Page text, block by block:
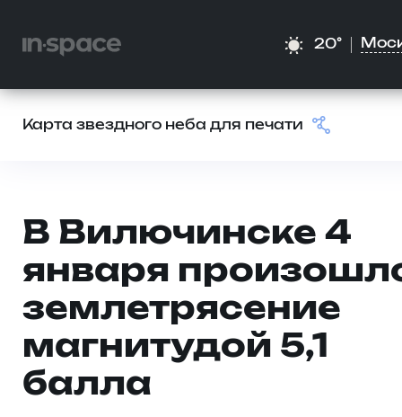
20°
Карта звездного неба для печати
В Вилючинске 4
января
землетрясение
магнитудой 5,1
балла